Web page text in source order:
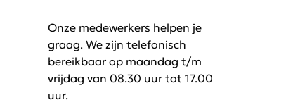
Onze medewerkers helpen je
graag. We zijn telefonisch
bereikbaar op maandag t/m
vrijdag van 08.30 uur tot 17.00
uur.